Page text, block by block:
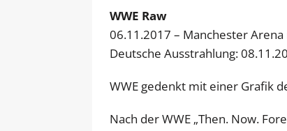
WWE Raw
06.11.2017 – Manchester
Deutsche Ausstrahlung:
WWE gedenkt mit einer Grafik
Nach der WWE „Then. Now.